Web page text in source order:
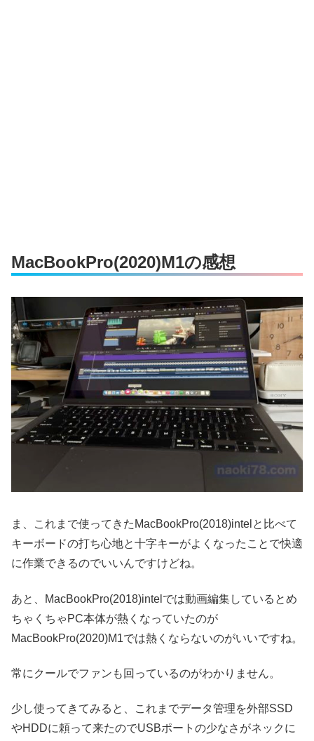
MacBookPro(2020)M1の感想
ま、これまで使ってきたMacBookPro(2018)intelと比べて
キーボードの打ち心地と十字キーがよくなったことで快適
に作業できるのでいいんですけどね。
あと、MacBookPro(2018)intelでは動画編集しているとめ
ちゃくちゃPC本体が熱くなっていたのが
MacBookPro(2020)M1では熱くならないのがいいですね。
常にクールでファンも回っているのがわかりません。
少し使ってきてみると、これまでデータ管理を外部SSD
やHDDに頼って来たのでUSBポートの少なさがネックに